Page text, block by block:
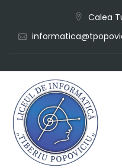
content
Calea